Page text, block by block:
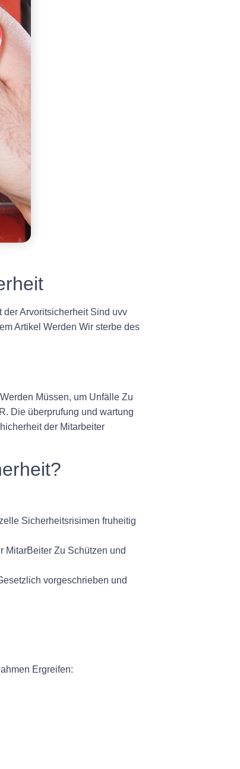
Arvoritsicherheit Sind uvv
Artikel Werden Wir sterbe des
Müssen, um Unfälle Zu
Die überprufung und wartung
der Mitarbeiter
Sicherheitsrisimen fruheitig
MitarBeiter Zu Schützen und
vorgeschrieben und
Ergreifen: